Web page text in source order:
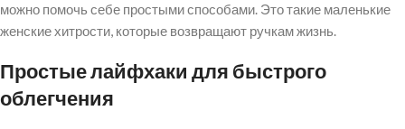
можно помочь себе простыми способами. Это такие маленькие
женские хитрости, которые возвращают ручкам жизнь.
Простые лайфхаки для быстрого
облегчения